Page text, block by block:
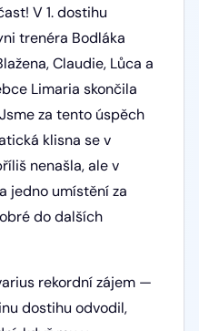
V 1. dostihu
trenéra Bodláka
Claudie, Lůca a
Limaria skončila
za tento úspěch
klisna se v
nenašla, ale v
jedno umístění za
do dalších
rekordní zájem —
dostihu odvodil,